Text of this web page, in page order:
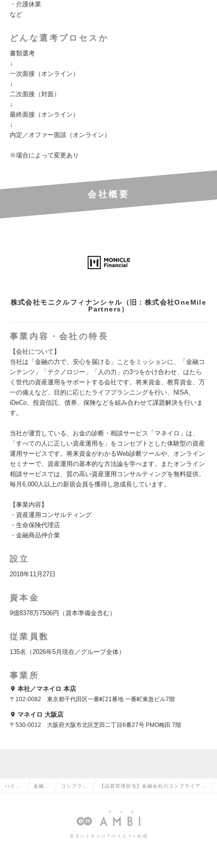
・介護休業
など
どんな選考プロセスか
書類選考
↓
一次面接（オンライン）
↓
二次面接（対面）
↓
最終面接（オンライン）
↓
内定／オファー面談（オンライン）
※場合によって変更あり
会社概要
株式会社モニクルフィナンシャル（旧：株式会社OneMile
Partners）
事業内容・会社の特長
【会社について】
当社は「金融の力で、安心を届ける」ことをミッションに、「金融コ
ンテンツ」「テクノロジー」「人の力」の3つをかけ合わせ、はたら
く世代の資産運用をサポートする会社です。将来資金、教育資金、万
一の備えなど、目的に応じたライフプランニングを行い、NISA、
iDeCo、投資信託、債券、保険などを組み合わせて課題解決を行いま
す。
当社が運営している、お金の診断・相談サービス「マネイロ」は、
「すべての人に正しい資産運用を」をコンセプトとした体験型の資産
運用サービスです。将来資金がわかるWeb診断ツールや、オンライン
セミナーで、資産運用の基本的な方法論を学べます。またオンライン
相談サービスでは、質の高い資産運用コンサルティングを無料提供。
毎月6,000人以上の新規会員を獲得し急成長しています。
【事業内容】
・資産運用コンサルティング
・生命保険代理店
・金融商品仲介業
設立
2018年11月27日
資本金
9億8378万7506円（資本準備金含む）
従業員数
135名（2026年5月現在／グループ全体）
事業所
本社／マネイロ 本店
〒102-0082 東京都千代田区一番町21番地 一番町東急ビル7階
マネイロ 大阪店
〒530-0012 大阪府大阪市北区芝田二丁目6番27号 PMO梅田 7階
ハイク 金融系 コンプライ
査の転職
【品質管理担当】金融会社のコンプライアン
識不問！｜リモート可の求人情報
若手ハイキャリアのスカウト転職